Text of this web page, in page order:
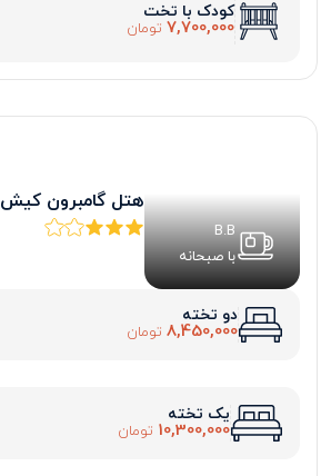
کودک با تخت
7,700,000 تومان
B.B
با صبحانه
هتل گامبرون کیش
دو تخته
8,450,000 تومان
یک تخته
10,300,000 تومان